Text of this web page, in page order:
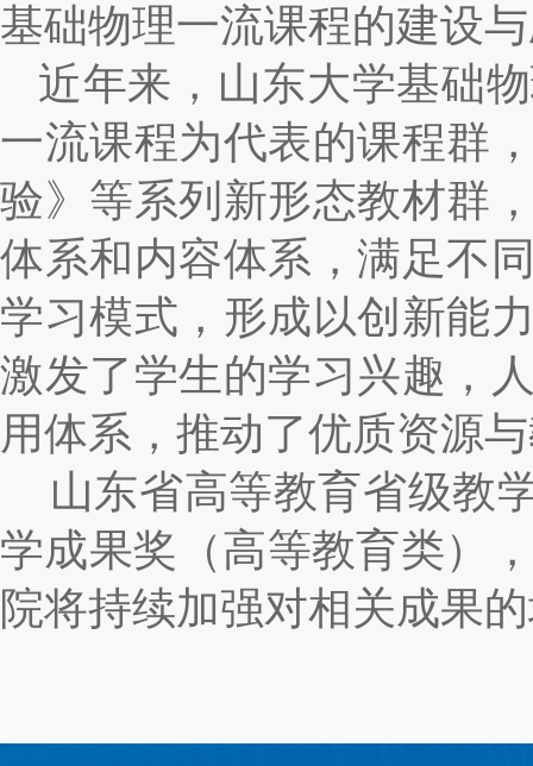
基础物理一流课程的建设
近年来，山东大学基础
一流课程为代表的课程群
验》等系列新形态教材群
体系和内容体系，满足不
学习模式，形成以创新能
激发了学生的学习兴趣，
用体系，推动了优质资源
山东省高等教育省级教
学成果奖（高等教育类）
院将持续加强对相关成果